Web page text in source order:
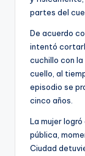
partes del
De acuerdo
intentó
cuchillo con
cuello, al
episodio se
cinco años.
La mujer
pública,
Ciudad